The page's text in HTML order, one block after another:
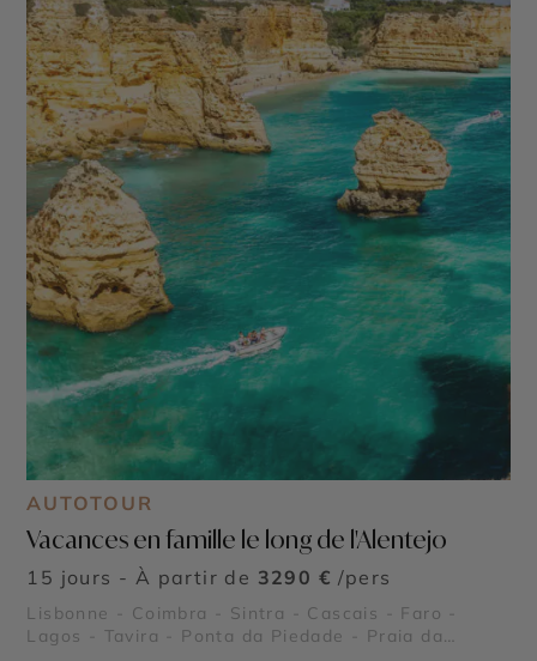
AUTOTOUR
Vacances en famille le long de l'Alentejo
15 jours - À partir de 3290 € /pers
Lisbonne - Coimbra - Sintra - Cascais - Faro -
Lagos - Tavira - Ponta da Piedade - Praia da